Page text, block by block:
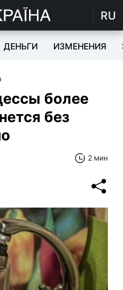
RU
ДЕНЬГИ ИЗМЕНЕНИЯ
более
без
2 мин